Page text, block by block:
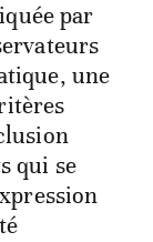
par
une
qui se